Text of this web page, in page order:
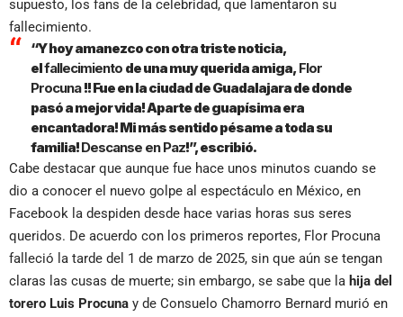
supuesto, los fans de la celebridad, que lamentaron su
fallecimiento.
“Y hoy amanezco con otra triste noticia,
elfallecimiento de una muy querida amiga, Flor
Procuna!! Fue en la ciudad de Guadalajara de donde
pasó a mejor vida! Aparte de guapísima era
encantadora! Mi más sentido pésame a toda su
familia!Descanse en Paz!”, escribió.
Cabe destacar que aunque fue hace unos minutos cuando se
dio a conocer el nuevo golpe al espectáculo en México, en
Facebook la despiden desde hace varias horas sus seres
queridos. De acuerdo con los primeros reportes, Flor Procuna
falleció la tarde del 1 de marzo de 2025, sin que aún se tengan
claras las cusas de muerte; sin embargo, se sabe que la hija del
torero Luis Procuna y de Consuelo Chamorro Bernard murió en